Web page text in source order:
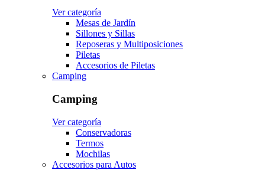
Ver categoría
Mesas de Jardín
Sillones y Sillas
Reposeras y Multiposiciones
Piletas
Accesorios de Piletas
Camping
Camping
Ver categoría
Conservadoras
Termos
Mochilas
Accesorios para Autos